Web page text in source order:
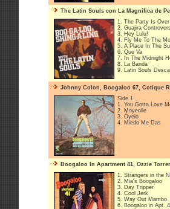
The Latin Souls con La Magnífica de
1. The Party Is Over
2. Guajira
3. Hey Lulu!
4. Fly Me To The
5. A Place In The
6. Que Va
7. In The Midnight
8. La Banda
9. Latin Souls
Johnny Colon, Boogaloo 67, Cotique
Side 1
1. You Gotta Love
2. Moyenlle
3. Óyelo
4. Miedo Me Das
Boogaloo In Apartment 41, Ozzie
1. Strangers in the
2. Mia's Boogaloo
3. Day Tripper
4. Cool Jerk
5. Way Out Mambo
6. Boogaloo in Apt.